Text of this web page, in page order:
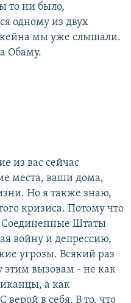
то ни было,
одному из двух
мы уже слышали.
Обаму.
из вас сейчас
места, ваши дома,
Но я также знаю,
кризиса. Потому что
Штаты
войну и депрессию,
угрозы. Всякий раз
этим вызовам - не как
а как
в себя. В то, что